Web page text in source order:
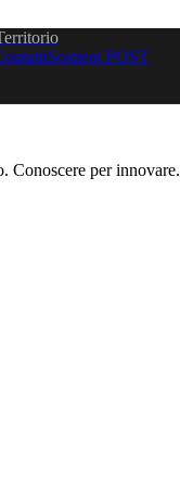
Sostieni POST
Conoscere per innovare.